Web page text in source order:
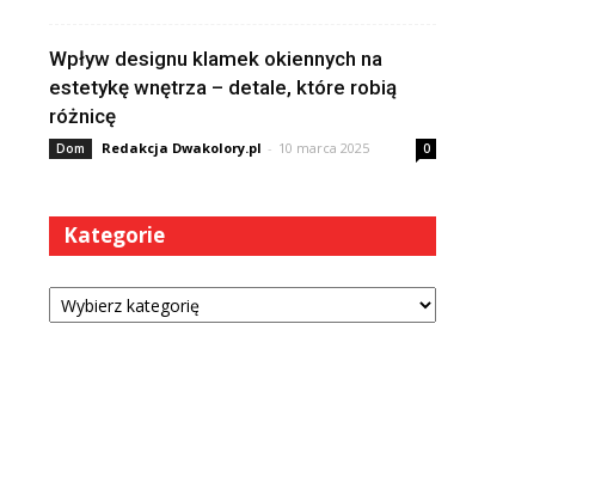
Wpływ designu klamek okiennych na
estetykę wnętrza – detale, które robią
różnicę
Dom Redakcja Dwakolory.pl - 10 marca 2025 0
Kategorie
Kategorie